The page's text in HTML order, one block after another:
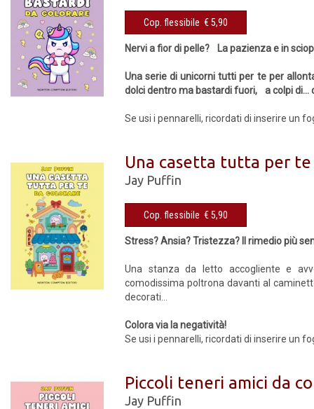
Cop. flessibile € 5,90
Nervi a fior di pelle? La pazienza e in
Una serie di unicorni tutti per te per
dolci dentro ma bastardi fuori, a colpi di...
Se usi i pennarelli, ricordati di inserire un
Una casetta tutta per
Jay Puffin
Cop. flessibile € 5,90
Stress? Ansia? Tristezza? Il rimedio più
Una stanza da letto accogliente e
comodissima poltrona davanti al
decorati...
Colora via la negatività!
Se usi i pennarelli, ricordati di inserire un
Piccoli teneri amici da
Jay Puffin